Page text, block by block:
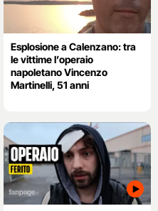
Esplosione a Calenzano: tra
le vittime l’operaio
napoletano Vincenzo
Martinelli, 51 anni